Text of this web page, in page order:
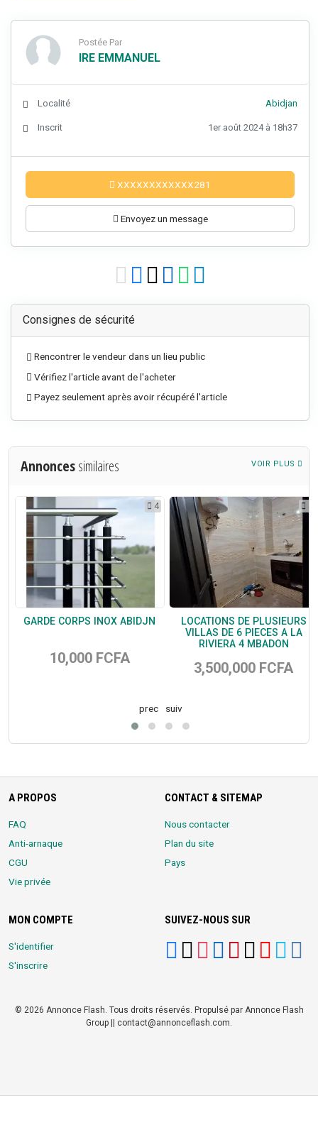
Postée Par
IRE EMMANUEL
Localité Abidjan
Inscrit 1er août 2024 à 18h37
XXXXXXXXXXXX281
Envoyez un message
Consignes de sécurité
Rencontrer le vendeur dans un lieu public
Vérifiez l'article avant de l'acheter
Payez seulement après avoir récupéré l'article
Annoncessimilaires VOIR PLUS
4
GARDE CORPS INOX ABIDJN
10,000 FCFA
LOCATIONS DE PLUSIEURS
VILLAS DE 6 PIECES A LA
RIVIERA 4 MBADON
3,500,000 FCFA
prec suiv
A PROPOS
FAQ
Anti-arnaque
CGU
Vie privée
CONTACT & SITEMAP
Nous contacter
Plan du site
Pays
MON COMPTE
S'identifier
S'inscrire
SUIVEZ-NOUS SUR
© 2026 Annonce Flash. Tous droits réservés. Propulsé par Annonce Flash
Group || contact@annonceflash.com.